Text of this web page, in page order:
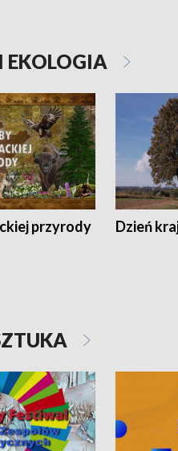
EKOLOGIA
przyrody Dzień